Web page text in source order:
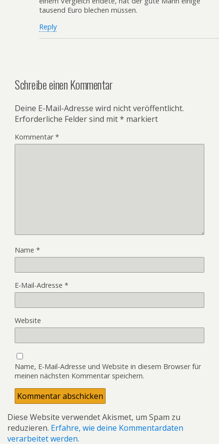
tausend Euro blechen müssen.
Reply
Schreibe einen Kommentar
Deine E-Mail-Adresse wird nicht veröffentlicht.
Erforderliche Felder sind mit* markiert
Kommentar*
Name *
E-Mail-Adresse *
Website
Name, E-Mail-Adresse und Website in diesem Browser für
meinen nächsten Kommentar speichern.
Diese Website verwendet Akismet, um Spam zu
reduzieren. Erfahre, wie deine Kommentardaten
verarbeitet werden.